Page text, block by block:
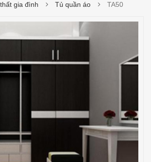
gia đình Tủ quần áo TA50